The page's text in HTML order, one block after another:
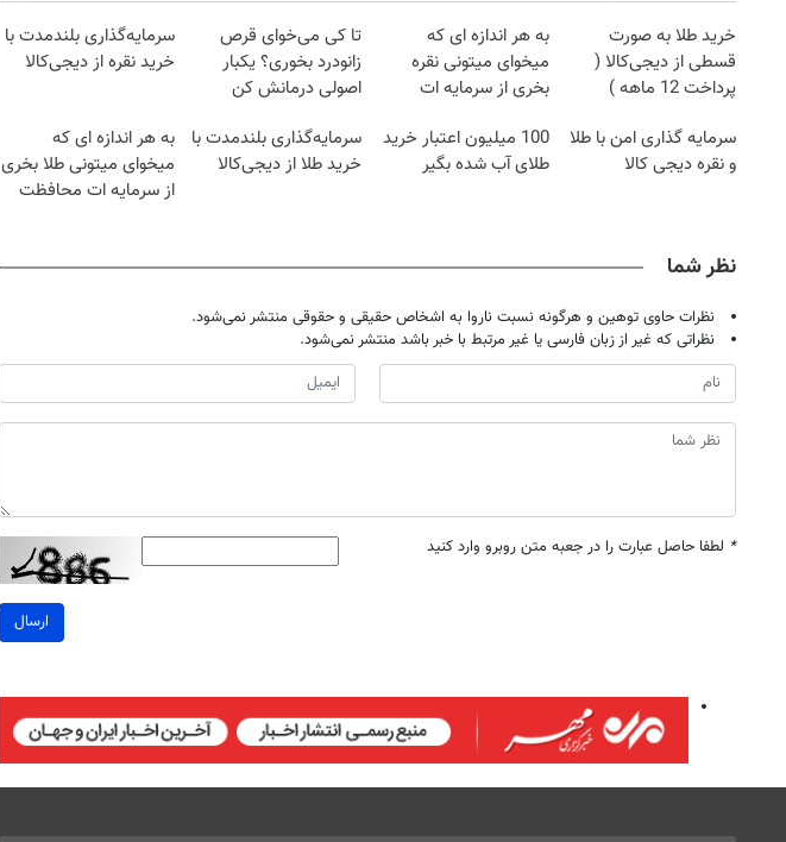
خرید طلا به صورت
قسطی از دیجی‌کالا (
پرداخت 12 ماهه )
به هر اندازه ای که
میخوای میتونی نقره
بخری از سرمایه ات
تا کی می‌خوای قرص
زانودرد بخوری؟ یکبار
اصولی درمانش کن
سرمایه‌گذاری بلندمدت با
خرید نقره از دیجی‌کالا
سرمایه گذاری امن با طلا
و نقره دیجی کالا
100 میلیون اعتبار خرید
طلای آب شده بگیر
سرمایه‌گذاری بلندمدت با
خرید طلا از دیجی‌کالا
به هر اندازه ای که
میخوای میتونی طلا بخری
از سرمایه ات محافظت
نظر شما
نظرات حاوی توهین و هرگونه نسبت ناروا به اشخاص حقیقی و حقوقی منتشر نمی‌شود.
نظراتی که غیر از زبان فارسی یا غیر مرتبط با خبر باشد منتشر نمی‌شود.
* لطفا حاصل عبارت را در جعبه متن روبرو وارد کنید
ارسال
روزنامه‌های ورزشی چهارشنبه ۱۴ مرداد ۱۴۰۵ روزنامه‌های صبح چهارشنبه ۱۴ مرداد ۱۴۰۵